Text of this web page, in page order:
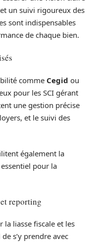
un suivi rigoureux des
sont indispensables
de chaque bien.
comme Cegid ou
pour les SCI gérant
une gestion précise
et le suivi des
également la
pour la
reporting
la liasse fiscale et les
s’y prendre avec